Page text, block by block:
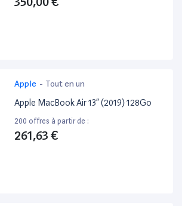
Apple - Tout en un
Apple MacBook Air 13” (2019) 128Go
200 offres à partir de :
261,63 €